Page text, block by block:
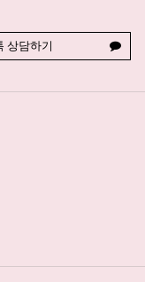
상담하기